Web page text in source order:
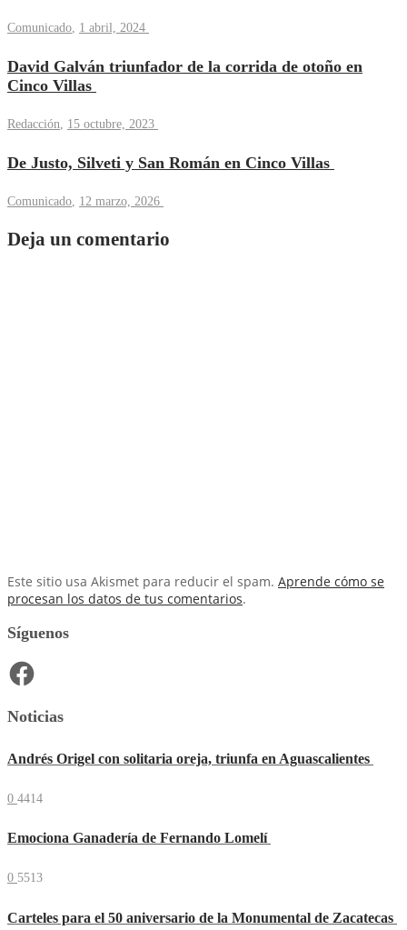
Comunicado, 1 abril, 2024
David Galván triunfador de la corrida de otoño en
Cinco Villas
Redacción, 15 octubre, 2023
De Justo, Silveti y San Román en Cinco Villas
Comunicado, 12 marzo, 2026
Deja un comentario
Este sitio usa Akismet para reducir el spam. Aprende cómo se
procesan los datos de tus comentarios.
Síguenos
Facebook
Noticias
Andrés Origel con solitaria oreja, triunfa en Aguascalientes
0 4414
Emociona Ganadería de Fernando Lomelí
0 5513
Carteles para el 50 aniversario de la Monumental de Zacatecas